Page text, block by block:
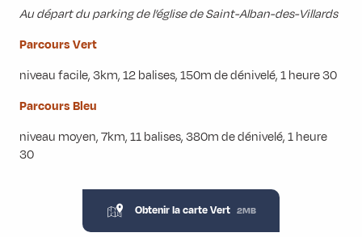
Au départ du parking de l’église de Saint-Alban-des-Villards
Parcours Vert
niveau facile, 3km, 12 balises, 150m de dénivelé, 1 heure 30
Parcours Bleu
niveau moyen, 7km, 11 balises, 380m de dénivelé, 1 heure
30
Obtenir la carte Vert 2MB